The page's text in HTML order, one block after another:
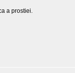
a prostiei.